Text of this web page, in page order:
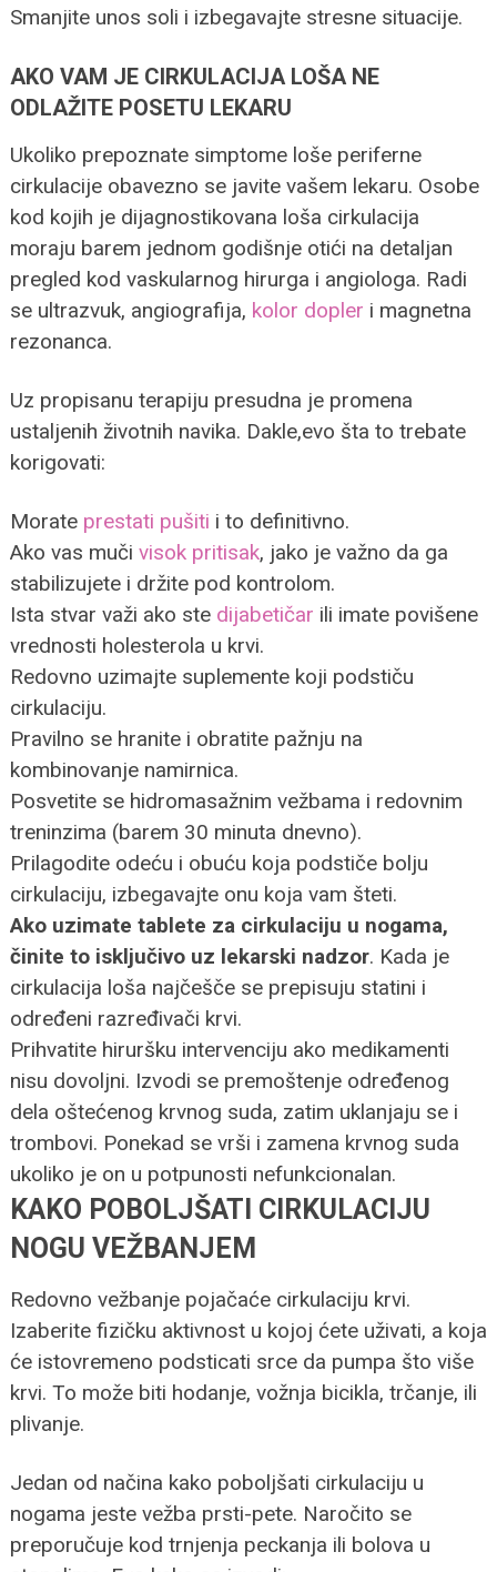
Smanjite unos soli i izbegavajte stresne situacije.
AKO VAM JE CIRKULACIJA LOŠA NE
ODLAŽITE POSETU LEKARU
Ukoliko prepoznate simptome loše periferne
cirkulacije obavezno se javite vašem lekaru. Osobe
kod kojih je dijagnostikovana loša cirkulacija
moraju barem jednom godišnje otići na detaljan
pregled kod vaskularnog hirurga i angiologa. Radi
se ultrazvuk, angiografija, kolor dopler i magnetna
rezonanca.
Uz propisanu terapiju presudna je promena
ustaljenih životnih navika. Dakle,evo šta to trebate
korigovati:
Morate prestati pušiti i to definitivno.
Ako vas muči visok pritisak, jako je važno da ga
stabilizujete i držite pod kontrolom.
Ista stvar važi ako ste dijabetičar ili imate povišene
vrednosti holesterola u krvi.
Redovno uzimajte suplemente koji podstiču
cirkulaciju.
Pravilno se hranite i obratite pažnju na
kombinovanje namirnica.
Posvetite se hidromasažnim vežbama i redovnim
treninzima (barem 30 minuta dnevno).
Prilagodite odeću i obuću koja podstiče bolju
cirkulaciju, izbegavajte onu koja vam šteti.
Ako uzimate tablete za cirkulaciju u nogama,
činite to isključivo uz lekarski nadzor. Kada je
cirkulacija loša najčešče se prepisuju statini i
određeni razređivači krvi.
Prihvatite hiruršku intervenciju ako medikamenti
nisu dovoljni. Izvodi se premoštenje određenog
dela oštećenog krvnog suda, zatim uklanjaju se i
trombovi. Ponekad se vrši i zamena krvnog suda
ukoliko je on u potpunosti nefunkcionalan.
KAKO POBOLJŠATI CIRKULACIJU
NOGU VEŽBANJEM
Redovno vežbanje pojačaće cirkulaciju krvi.
Izaberite fizičku aktivnost u kojoj ćete uživati, a koja
će istovremeno podsticati srce da pumpa što više
krvi. To može biti hodanje, vožnja bicikla, trčanje, ili
plivanje.
Jedan od načina kako poboljšati cirkulaciju u
nogama jeste vežba prsti-pete. Naročito se
preporučuje kod trnjenja peckanja ili bolova u